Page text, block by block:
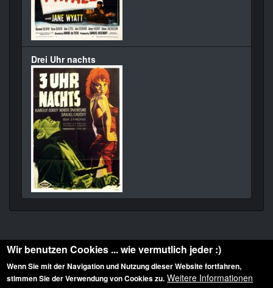
Drei Uhr nachts
Diese Website ist urheberrechtlich geschützt: © 2010-2026 der Film Noir de. Alle
Wir benutzen Cookies ... wie vermutlich jeder :)
Wenn Sie mit der Navigation und Nutzung dieser Website fortfahren,
stimmen Sie der Verwendung von Cookies zu. Weitere Informationen